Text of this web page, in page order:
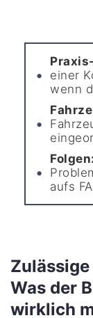
einer
wenn
Folgen:
aufs
Was der
wirklich